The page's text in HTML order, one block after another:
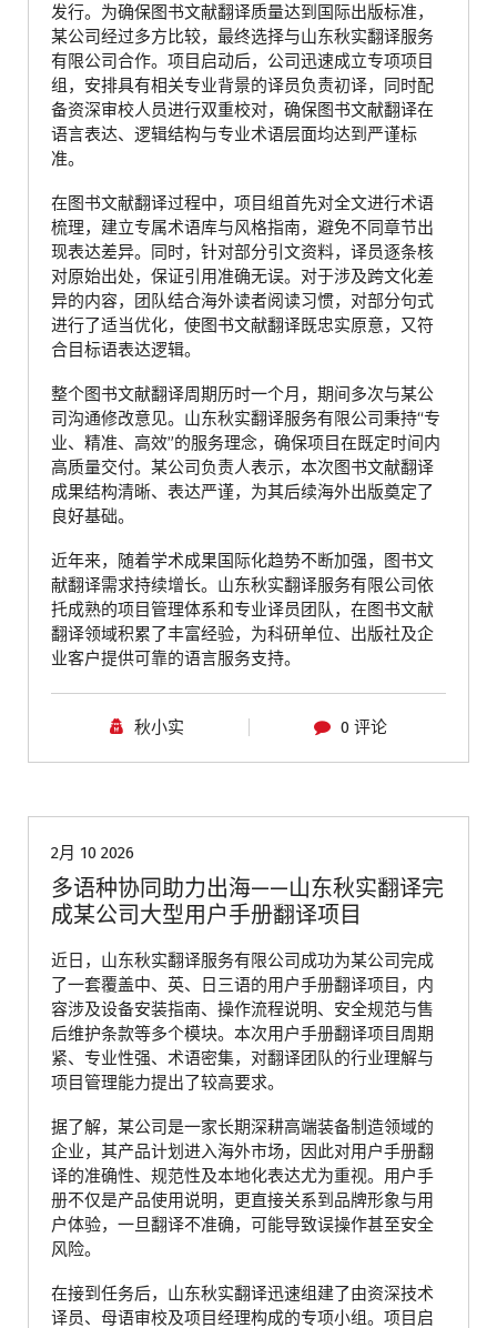
发行。为确保图书文献翻译质量达到国际出版标准，
某公司经过多方比较，最终选择与山东秋实翻译服务
有限公司合作。项目启动后，公司迅速成立专项项目
组，安排具有相关专业背景的译员负责初译，同时配
备资深审校人员进行双重校对，确保图书文献翻译在
语言表达、逻辑结构与专业术语层面均达到严谨标
准。
在图书文献翻译过程中，项目组首先对全文进行术语
梳理，建立专属术语库与风格指南，避免不同章节出
现表达差异。同时，针对部分引文资料，译员逐条核
对原始出处，保证引用准确无误。对于涉及跨文化差
异的内容，团队结合海外读者阅读习惯，对部分句式
进行了适当优化，使图书文献翻译既忠实原意，又符
合目标语表达逻辑。
整个图书文献翻译周期历时一个月，期间多次与某公
司沟通修改意见。山东秋实翻译服务有限公司秉持“专
业、精准、高效”的服务理念，确保项目在既定时间内
高质量交付。某公司负责人表示，本次图书文献翻译
成果结构清晰、表达严谨，为其后续海外出版奠定了
良好基础。
近年来，随着学术成果国际化趋势不断加强，图书文
献翻译需求持续增长。山东秋实翻译服务有限公司依
托成熟的项目管理体系和专业译员团队，在图书文献
翻译领域积累了丰富经验，为科研单位、出版社及企
业客户提供可靠的语言服务支持。
秋小实 0 评论
2月 10 2026
多语种协同助力出海——山东秋实翻译完
成某公司大型用户手册翻译项目
近日，山东秋实翻译服务有限公司成功为某公司完成
了一套覆盖中、英、日三语的用户手册翻译项目，内
容涉及设备安装指南、操作流程说明、安全规范与售
后维护条款等多个模块。本次用户手册翻译项目周期
紧、专业性强、术语密集，对翻译团队的行业理解与
项目管理能力提出了较高要求。
据了解，某公司是一家长期深耕高端装备制造领域的
企业，其产品计划进入海外市场，因此对用户手册翻
译的准确性、规范性及本地化表达尤为重视。用户手
册不仅是产品使用说明，更直接关系到品牌形象与用
户体验，一旦翻译不准确，可能导致误操作甚至安全
风险。
在接到任务后，山东秋实翻译迅速组建了由资深技术
译员、母语审校及项目经理构成的专项小组。项目启